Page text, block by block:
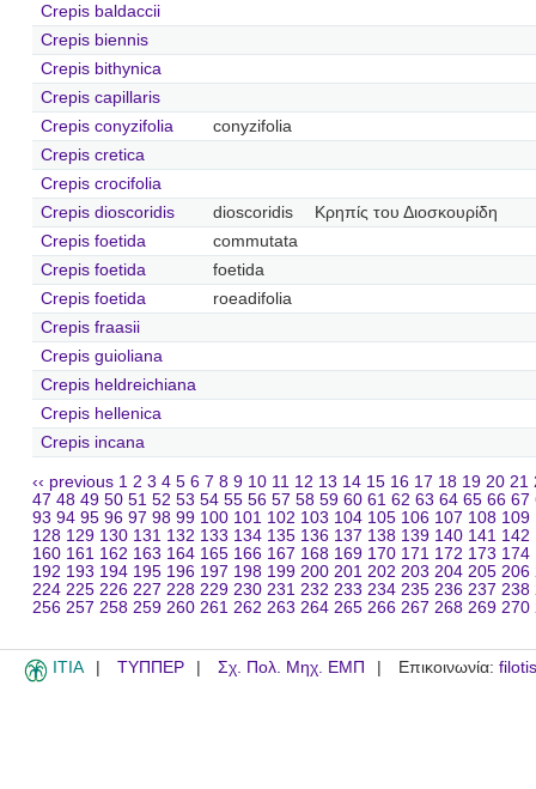
Crepis baldaccii
Crepis biennis
Crepis bithynica
Crepis capillaris
Crepis conyzifolia
conyzifolia
Crepis cretica
Crepis crocifolia
Crepis dioscoridis
dioscoridis
Κρηπίς του Διοσκουρίδη
Crepis foetida
commutata
Crepis foetida
foetida
Crepis foetida
roeadifolia
Crepis fraasii
Crepis guioliana
Crepis heldreichiana
Crepis hellenica
Crepis incana
‹‹ previous 1 2 3 4 5 6 7 8 9 10 11 12 13 14 15 16 17 18 19 20 21
47 48 49 50 51 52 53 54 55 56 57 58 59 60 61 62 63 64 65 66 67
93 94 95 96 97 98 99 100 101 102 103 104 105 106 107 108 109
128 129 130 131 132 133 134 135 136 137 138 139 140 141 142
160 161 162 163 164 165 166 167 168 169 170 171 172 173 174
192 193 194 195 196 197 198 199 200 201 202 203 204 205 206
224 225 226 227 228 229 230 231 232 233 234 235 236 237 238
256 257 258 259 260 261 262 263 264 265 266 267 268 269 270
ITIA ΤΥΠΠΕΡ Σχ. Πολ. Μηχ. ΕΜΠ Επικοινωνία: